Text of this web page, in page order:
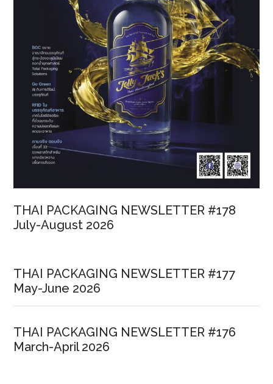
THAI PACKAGING NEWSLETTER #178
July-August 2026
THAI PACKAGING NEWSLETTER #177
May-June 2026
THAI PACKAGING NEWSLETTER #176
March-April 2026